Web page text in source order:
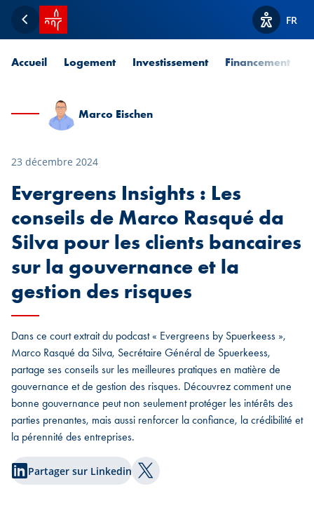
Retour
Accueil SPUERKEESS
Afficher
FR
Accueil Logement Investissement Financement
Marco Eischen
23 décembre 2024
Evergreens Insights : Les
conseils de Marco Rasqué da
Silva pour les clients bancaires
sur la gouvernance et la
gestion des risques
Dans ce court extrait du podcast « Evergreens by Spuerkeess »,
Marco Rasqué da Silva, Secrétaire Général de Spuerkeess,
partage ses conseils sur les meilleures pratiques en matière de
gouvernance et de gestion des risques. Découvrez comment une
bonne gouvernance peut non seulement protéger les intérêts des
parties prenantes, mais aussi renforcer la confiance, la crédibilité et
la pérennité des entreprises.
Partager sur Linkedin Partager sur Twitter